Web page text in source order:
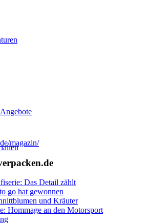
magazin/
Das Detail zählt
go hat gewonnen
und Kräuter
Hommage an den Motorsport